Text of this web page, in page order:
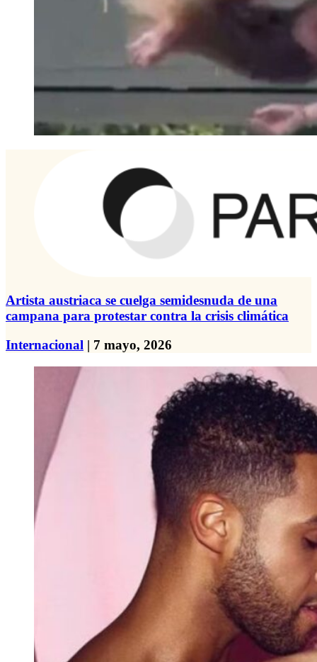
Artista austriaca se cuelga semidesnuda de una
campana para protestar contra la crisis climática
Internacional | 7 mayo, 2026